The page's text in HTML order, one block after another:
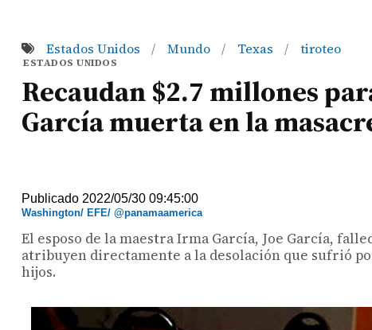
Estados Unidos / Mundo / Texas / tiroteo
ESTADOS UNIDOS
Recaudan $2.7 millones
García muerta en la
Publicado 2022/05/30 09:45:00
Washington/ EFE/ @panamaamerica
El esposo de la maestra Irma García, Joe García,
atribuyen directamente a la desolación que sufrió
hijos.